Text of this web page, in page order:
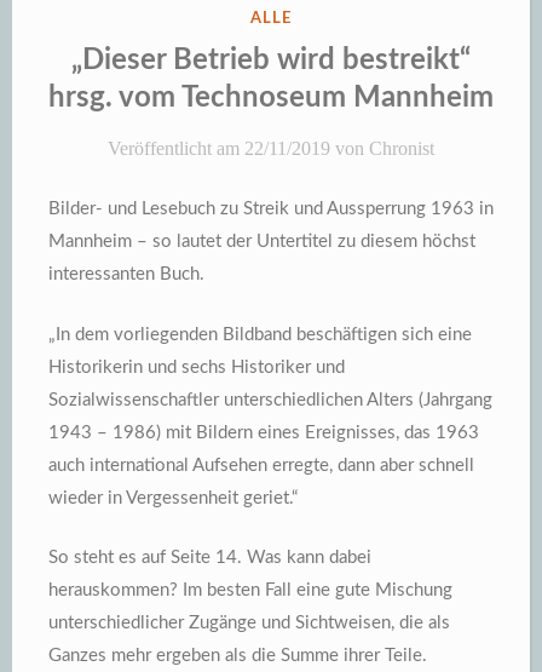
VERÖFFENTLICHT
IN
ALLE
„Dieser Betrieb wird bestreikt“
hrsg. vom Technoseum Mannheim
Veröffentlicht am 22/11/2019 von Chronist
Bilder- und Lesebuch zu Streik und Aussperrung 1963 in
Mannheim – so lautet der Untertitel zu diesem höchst
interessanten Buch.
„In dem vorliegenden Bildband beschäftigen sich eine
Historikerin und sechs Historiker und
Sozialwissenschaftler unterschiedlichen Alters (Jahrgang
1943 – 1986) mit Bildern eines Ereignisses, das 1963
auch international Aufsehen erregte, dann aber schnell
wieder in Vergessenheit geriet.“
So steht es auf Seite 14. Was kann dabei
herauskommen? Im besten Fall eine gute Mischung
unterschiedlicher Zugänge und Sichtweisen, die als
Ganzes mehr ergeben als die Summe ihrer Teile.